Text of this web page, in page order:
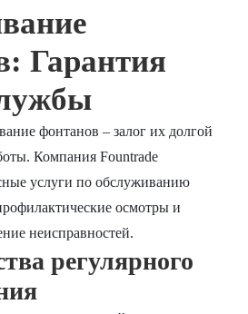
Гарантия
фонтанов – залог их долгой
Компания Fountrade
услуги по обслуживанию
осмотры и
неисправностей.
регулярного